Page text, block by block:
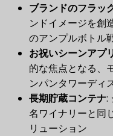
ブランドのフラッ
ンドイメージを創
のアンプルボトル
お祝いシーンアプ
的な焦点となる、
ンパンタワーディ
長期貯蔵コンテナ​:
名ワイナリーと同
リューション